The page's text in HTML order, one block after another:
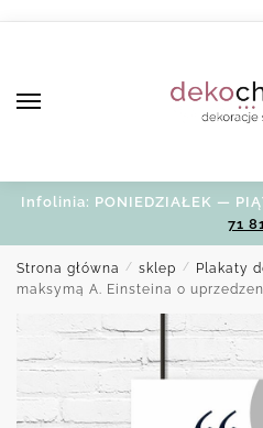
Infolinia: PONIEDZIAŁEK —
71
Strona główna / sklep / Plakaty
maksymą A. Einsteina o